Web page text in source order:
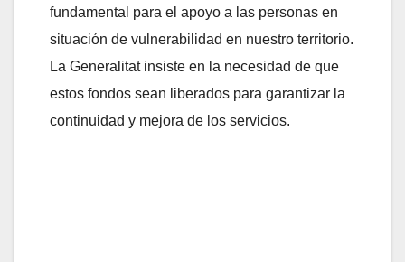
fundamental para el apoyo a las personas en
situación de vulnerabilidad en nuestro territorio.
La Generalitat insiste en la necesidad de que
estos fondos sean liberados para garantizar la
continuidad y mejora de los servicios.